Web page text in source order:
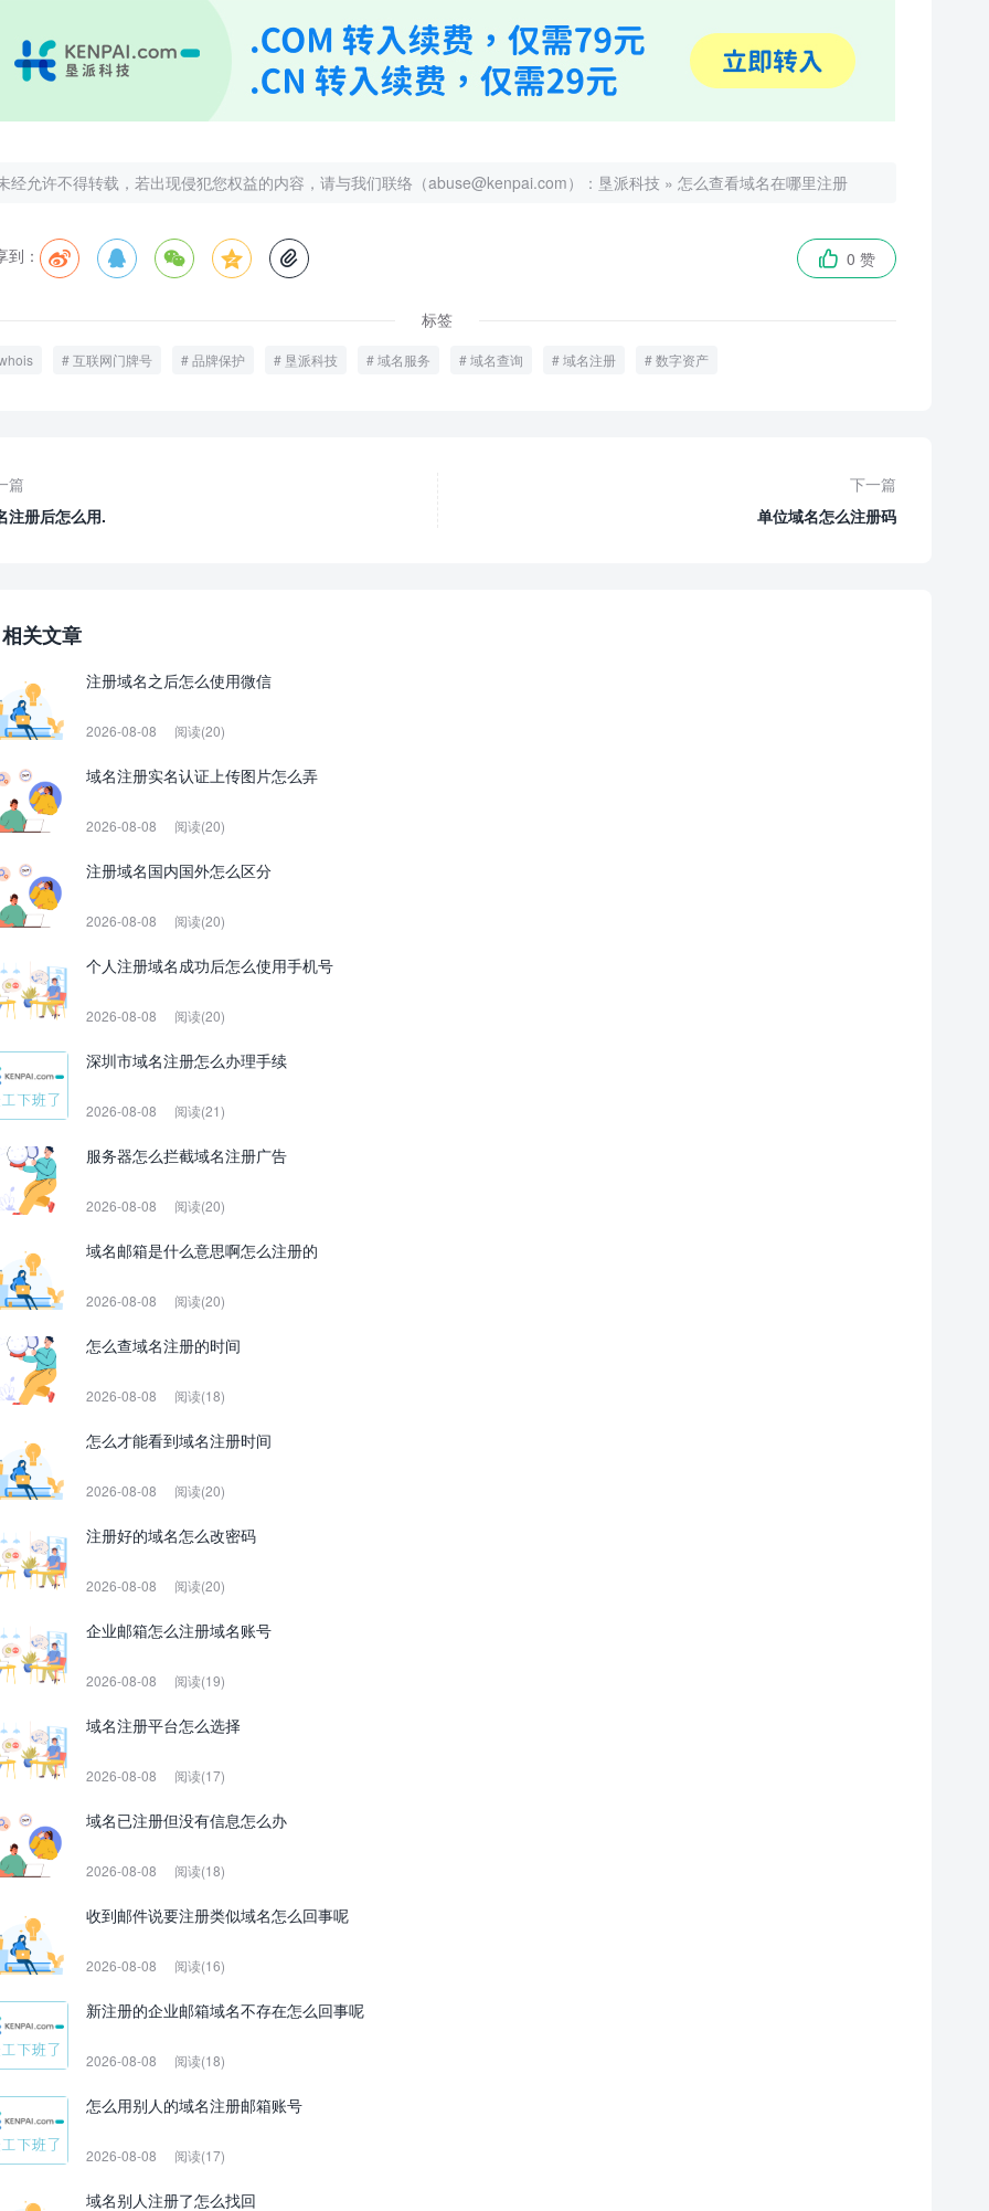
经允许不得转载，若出现侵犯您权益的内容，请与我们联络（abuse@kenpai.com）： 垦派科技 » 怎么查看域名在哪里注册
到：       0 赞
标签
互联网门牌号 品牌保护 垦派科技 域名服务 域名查询 域名注册 数字资产
篇
注册后怎么用.
下一篇
单位域名怎么注册码
相关文章
注册域名之后怎么使用微信
2026-08-08 阅读(20)
域名注册实名认证上传图片怎么弄
2026-08-08 阅读(20)
注册域名国内国外怎么区分
2026-08-08 阅读(20)
个人注册域名成功后怎么使用手机号
2026-08-08 阅读(20)
深圳市域名注册怎么办理手续
2026-08-08 阅读(21)
服务器怎么拦截域名注册广告
2026-08-08 阅读(20)
域名邮箱是什么意思啊怎么注册的
2026-08-08 阅读(20)
怎么查域名注册的时间
2026-08-08 阅读(18)
怎么才能看到域名注册时间
2026-08-08 阅读(20)
注册好的域名怎么改密码
2026-08-08 阅读(20)
企业邮箱怎么注册域名账号
2026-08-08 阅读(19)
域名注册平台怎么选择
2026-08-08 阅读(17)
域名已注册但没有信息怎么办
2026-08-08 阅读(18)
收到邮件说要注册类似域名怎么回事呢
2026-08-08 阅读(16)
新注册的企业邮箱域名不存在怎么回事呢
2026-08-08 阅读(18)
怎么用别人的域名注册邮箱账号
2026-08-08 阅读(17)
域名别人注册了怎么找回